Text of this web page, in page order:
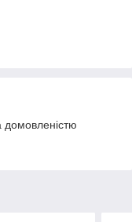
домовленістю